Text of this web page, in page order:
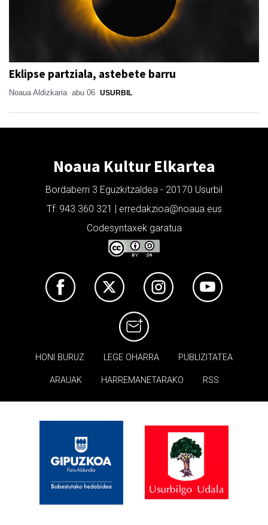
Eklipse partziala, astebete barru
Noaua Aldizkaria abu 06 USURBIL
Noaua Kultur Elkartea
Bordaberri 3 Eguzkitzaldea - 20170 Usurbil
Tf: 943 360 321 | erredakzioa@noaua.eus
Codesyntaxek garatua
HONI BURUZ LEGE OHARRA PUBLIZITATEA
ARAUAK HARREMANETARAKO RSS